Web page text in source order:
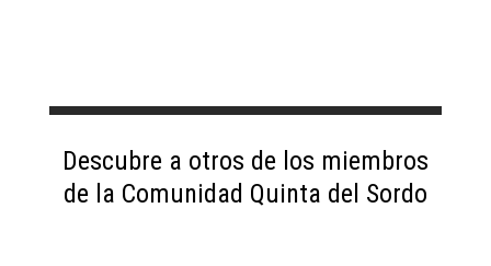
Descubre a otros de los miembros
de la Comunidad Quinta del Sordo